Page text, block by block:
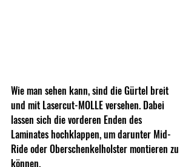
Wie man sehen kann, sind die Gürtel breit
und mit Lasercut-MOLLE versehen. Dabei
lassen sich die vorderen Enden des
Laminates hochklappen, um darunter Mid-
Ride oder Oberschenkelholster montieren zu
können.